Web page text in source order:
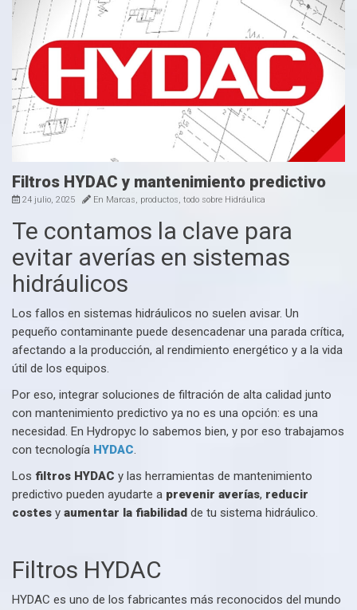
Filtros HYDAC y mantenimiento predictivo
24 julio, 2025 En Marcas, productos, todo sobre Hidráulica
Te contamos la clave para
evitar averías en sistemas
hidráulicos
Los fallos en sistemas hidráulicos no suelen avisar. Un
pequeño contaminante puede desencadenar una parada crítica,
afectando a la producción, al rendimiento energético y a la vida
útil de los equipos.
Por eso, integrar soluciones de filtración de alta calidad junto
con mantenimiento predictivo ya no es una opción: es una
necesidad. En Hydropyc lo sabemos bien, y por eso trabajamos
con tecnología HYDAC.
Los filtros HYDAC y las herramientas de mantenimiento
predictivo pueden ayudarte a prevenir averías, reducir
costes y aumentar la fiabilidad de tu sistema hidráulico.
Filtros HYDAC
HYDAC es uno de los fabricantes más reconocidos del mundo